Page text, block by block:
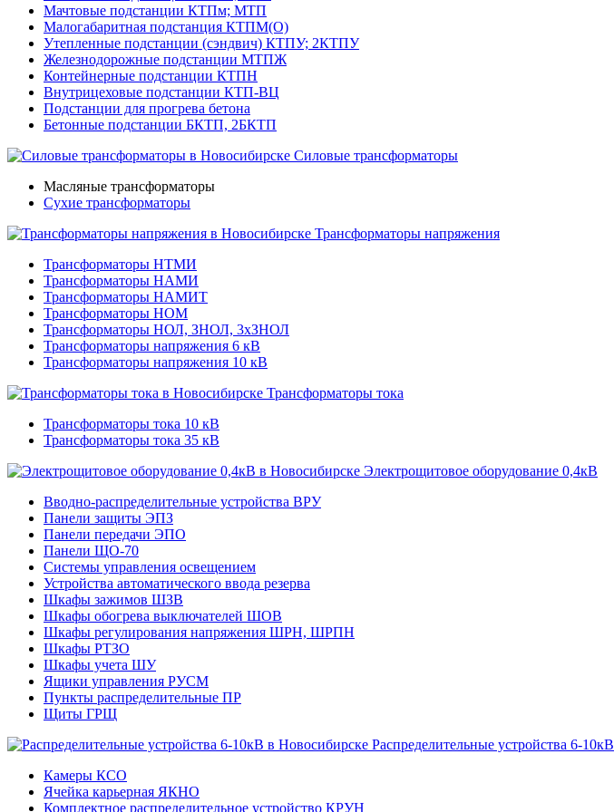
Мачтовые подстанции КТПм; МТП
Малогабаритная подстанция КТПМ(О)
Утепленные подстанции (сэндвич) КТПУ; 2КТПУ
Железнодорожные подстанции МТПЖ
Контейнерные подстанции КТПН
Внутрицеховые подстанции КТП-ВЦ
Подстанции для прогрева бетона
Бетонные подстанции БКТП, 2БКТП
Силовые трансформаторы
Масляные трансформаторы
Сухие трансформаторы
Трансформаторы напряжения
Трансформаторы НТМИ
Трансформаторы НАМИ
Трансформаторы НАМИТ
Трансформаторы НОМ
Трансформаторы НОЛ, ЗНОЛ, 3хЗНОЛ
Трансформаторы напряжения 6 кВ
Трансформаторы напряжения 10 кВ
Трансформаторы тока
Трансформаторы тока 10 кВ
Трансформаторы тока 35 кВ
Электрощитовое оборудование 0,4кВ
Вводно-распределительные устройства ВРУ
Панели защиты ЭПЗ
Панели передачи ЭПО
Панели ЩО-70
Системы управления освещением
Устройства автоматического ввода резерва
Шкафы зажимов ШЗВ
Шкафы обогрева выключателей ШОВ
Шкафы регулирования напряжения ШРН, ШРПН
Шкафы РТЗО
Шкафы учета ШУ
Ящики управления РУСМ
Пункты распределительные ПР
Щиты ГРЩ
Распределительные устройства 6-10кВ
Камеры КСО
Ячейка карьерная ЯКНО
Комплектное распределительное устройство КРУН